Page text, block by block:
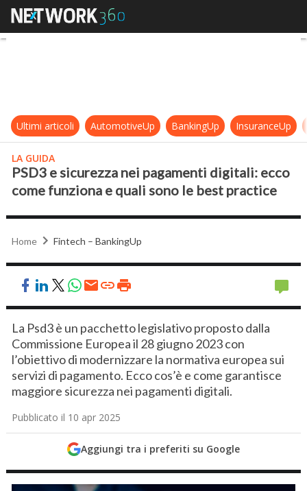
PSD3 e sicurezza nei pagamenti
Ultimi articoli AutomotiveUp BankingUp InsuranceUp
LA GUIDA
PSD3 e sicurezza nei pagamenti digitali: ecco
come funziona e quali sono le best practice
Home Fintech – BankingUp
La Psd3 è un pacchetto legislativo proposto dalla
Commissione Europea il 28 giugno 2023 con
l’obiettivo di modernizzare la normativa europea sui
servizi di pagamento. Ecco cos’è e come garantisce
maggiore sicurezza nei pagamenti digitali.
Pubblicato il 10 apr 2025
Aggiungi tra i preferiti su Google